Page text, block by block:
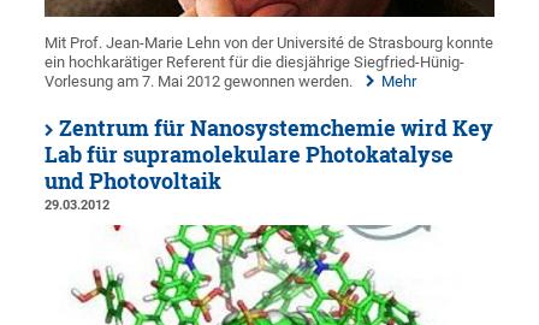
Mit Prof. Jean-Marie Lehn von der Université de Strasbourg konnte
ein hochkarätiger Referent für die diesjährige Siegfried-Hünig-
Vorlesung am 7. Mai 2012 gewonnen werden.
Mehr
Zentrum für Nanosystemchemie wird Key
Lab für supramolekulare Photokatalyse
und Photovoltaik
29.03.2012